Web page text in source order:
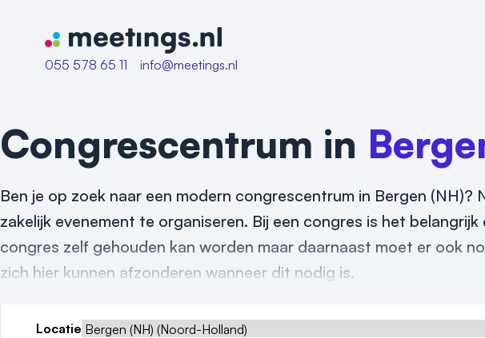
Naar home van Meetings
055 578 65 11
info@meetings.nl
Congrescentrum in
Ben je op zoek naar een modern congrescentrum in Bergen
zakelijk evenement te organiseren. Bij een congres is het
congres zelf gehouden kan worden maar daarnaast moet er ook
zich hier kunnen afzonderen wanneer dit nodig is.
Locatie